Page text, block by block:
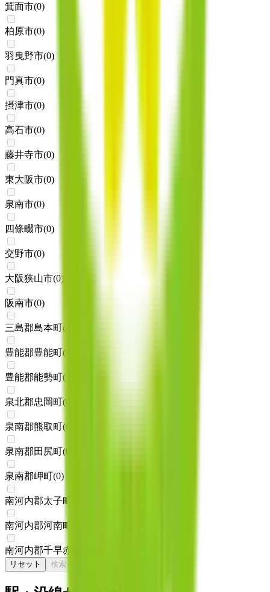
箕面市(0)
柏原市(0)
羽曳野市(0)
門真市(0)
摂津市(0)
高石市(0)
藤井寺市(0)
東大阪市(0)
泉南市(0)
四條畷市(0)
交野市(0)
大阪狭山市(0)
阪南市(0)
三島郡島本町(
豊能郡豊能町(
豊能郡能勢町(
泉北郡忠岡町(
泉南郡熊取町(0
泉南郡田尻町(0
泉南郡岬町(0)
南河内郡太子町
南河内郡河南町
南河内郡千早赤阪村
リセット 検索